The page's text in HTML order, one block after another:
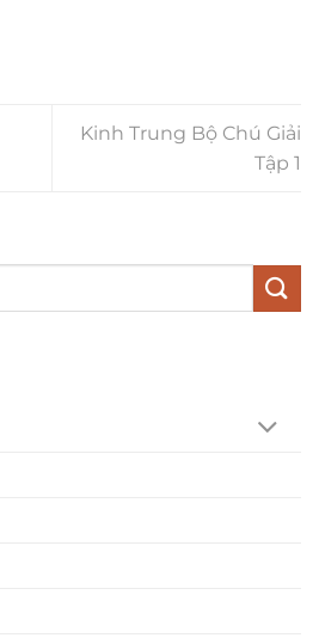
Kinh Trung Bộ Chú Giải
Tập 1